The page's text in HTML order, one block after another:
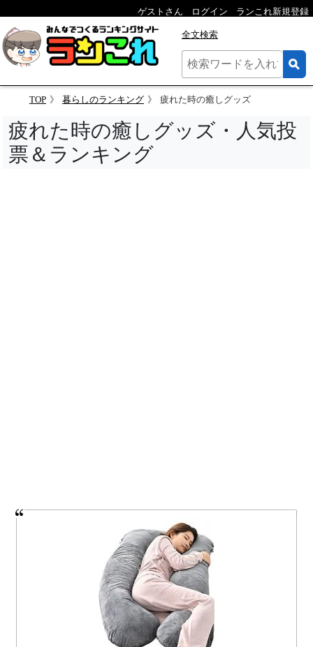
ゲストさん ログイン ランこれ新規登録
全文検索
TOP 暮らしのランキング 疲れた時の癒しグッズ
疲れた時の癒しグッズ・人気投
票＆ランキング